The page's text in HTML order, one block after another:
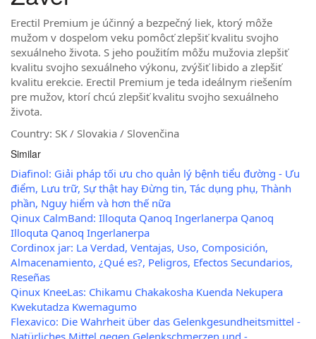
Erectil Premium je účinný a bezpečný liek, ktorý môže
mužom v dospelom veku pomôcť zlepšiť kvalitu svojho
sexuálneho života. S jeho použitím môžu mužovia zlepšiť
kvalitu svojho sexuálneho výkonu, zvýšiť libido a zlepšiť
kvalitu erekcie. Erectil Premium je teda ideálnym riešením
pre mužov, ktorí chcú zlepšiť kvalitu svojho sexuálneho
života.
Country: SK / Slovakia / Slovenčina
Similar
Diafinol: Giải pháp tối ưu cho quản lý bệnh tiểu đường - Ưu
điểm, Lưu trữ, Sự thật hay Đừng tin, Tác dụng phụ, Thành
phần, Nguy hiểm và hơn thế nữa
Qinux CalmBand: Illoquta Qanoq Ingerlanerpa Qanoq
Illoquta Qanoq Ingerlanerpa
Cordinox jar: La Verdad, Ventajas, Uso, Composición,
Almacenamiento, ¿Qué es?, Peligros, Efectos Secundarios,
Reseñas
Qinux KneeLas: Chikamu Chakakosha Kuenda Nekupera
Kwekutadza Kwemagumo
Flexavico: Die Wahrheit über das Gelenkgesundheitsmittel -
Natürliches Mittel gegen Gelenkschmerzen und -